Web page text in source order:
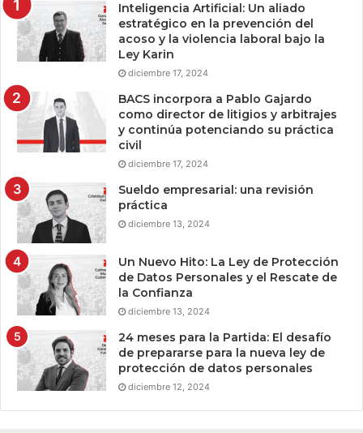
Inteligencia Artificial: Un aliado
estratégico en la prevención del
acoso y la violencia laboral bajo la
Ley Karin
diciembre 17, 2024
BACS incorpora a Pablo Gajardo
como director de litigios y arbitrajes
y continúa potenciando su práctica
civil
diciembre 17, 2024
Sueldo empresarial: una revisión
práctica
diciembre 13, 2024
Un Nuevo Hito: La Ley de Protección
de Datos Personales y el Rescate de
la Confianza
diciembre 13, 2024
24 meses para la Partida: El desafío
de prepararse para la nueva ley de
protección de datos personales
diciembre 12, 2024